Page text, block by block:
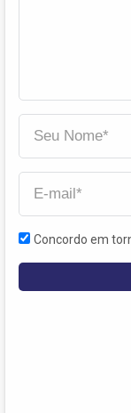
Concordo em